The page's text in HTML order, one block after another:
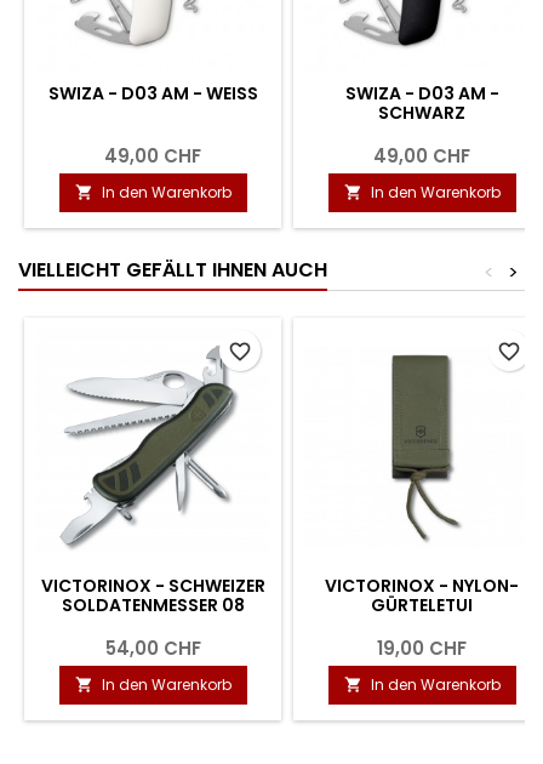
SWIZA - D03 AM - WEISS
49,00 CHF
 In den Warenkorb
SWIZA - D03 AM -
SCHWARZ
49,00 CHF
 In den Warenkorb
VIELLEICHT GEFÄLLT IHNEN AUCH >
<
VICTORINOX - SCHWEIZER
SOLDATENMESSER 08
54,00 CHF
 In den Warenkorb
favorite_border
VICTORINOX - NYLON-
GÜRTELETUI
19,00 CHF
 In den Warenkorb
favorite_border